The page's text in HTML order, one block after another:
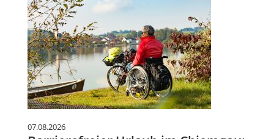
07.08.2026